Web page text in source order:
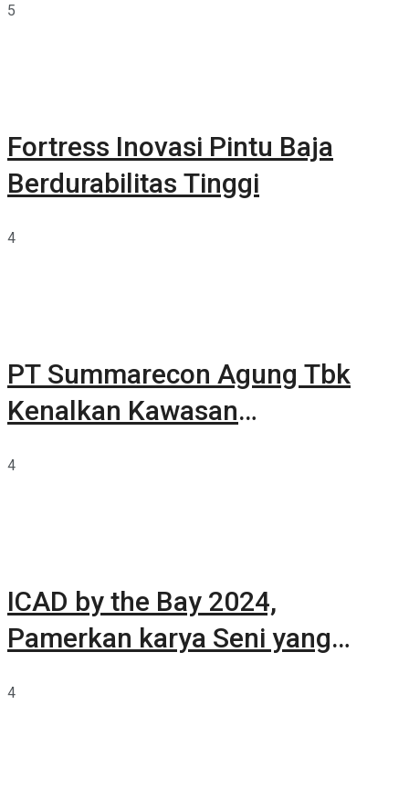
5
Fortress Inovasi Pintu Baja
Berdurabilitas Tinggi
4
PT Summarecon Agung Tbk
Kenalkan Kawasan
4
ICAD by the Bay 2024,
Pamerkan karya Seni yang
4